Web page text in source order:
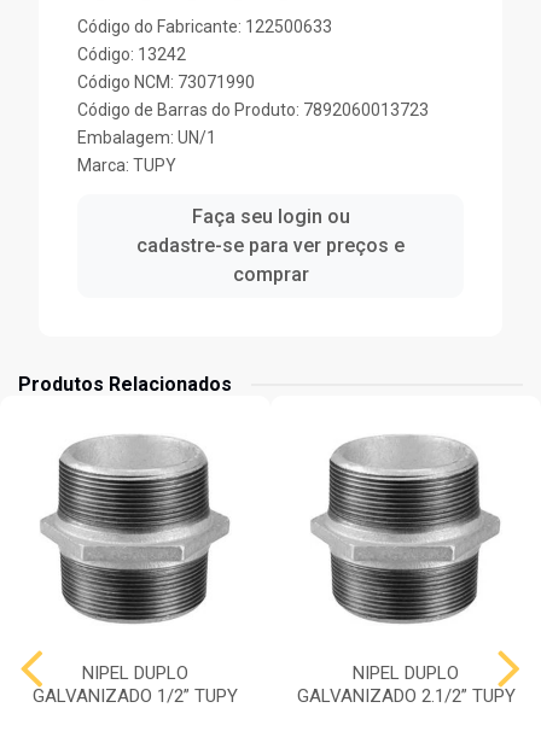
Código do Fabricante: 122500633
Código: 13242
Código NCM: 73071990
Código de Barras do Produto: 7892060013723
Embalagem: UN/1
Marca: TUPY
Faça seu login ou
cadastre-se para ver preços e
comprar
Produtos Relacionados
NIPEL DUPLO
GALVANIZADO 1/2” TUPY
NIPEL DUPLO
GALVANIZADO 2.1/2” TUPY